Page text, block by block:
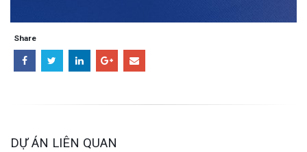
Share
DỰ ÁN LIÊN QUAN